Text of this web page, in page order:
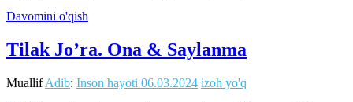
Davomini o'qish
Tilak Jo’ra. Ona & Saylanma
MuallifAdib: Inson hayoti 06.03.2024 izoh yo'q